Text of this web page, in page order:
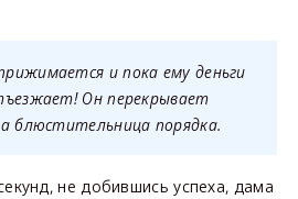
и пока ему деньги
Он перекрывает
блюстительница порядка.
не добившись успеха, дама